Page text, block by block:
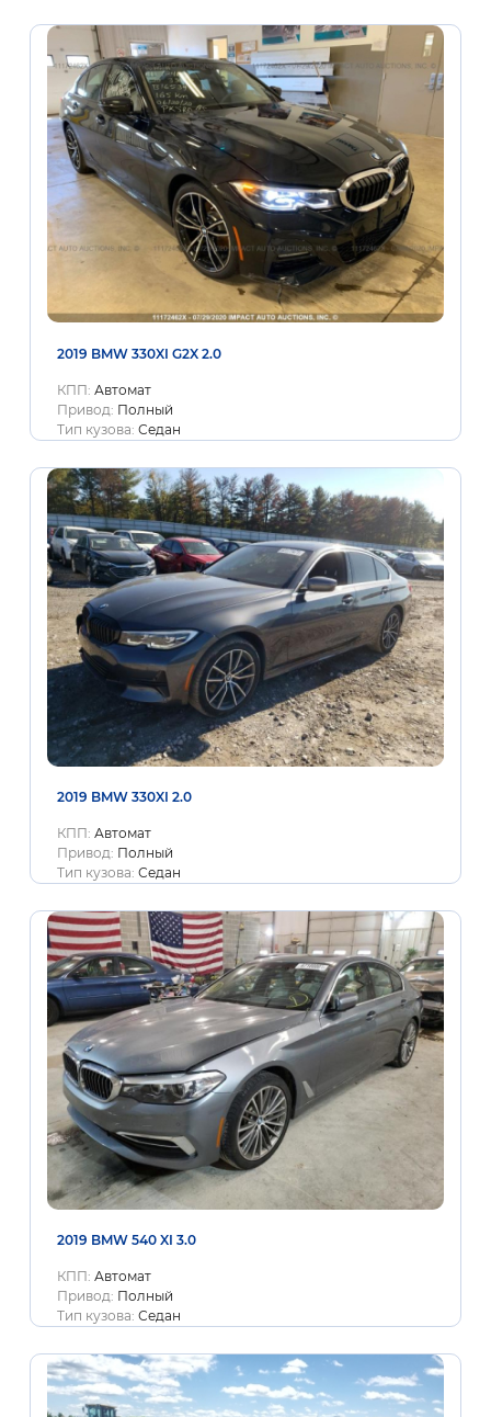
2019 BMW 330XI G2X 2.0
КПП: Автомат
Привод: Полный
Тип кузова: Седан
2019 BMW 330XI 2.0
КПП: Автомат
Привод: Полный
Тип кузова: Седан
2019 BMW 540 XI 3.0
КПП: Автомат
Привод: Полный
Тип кузова: Седан